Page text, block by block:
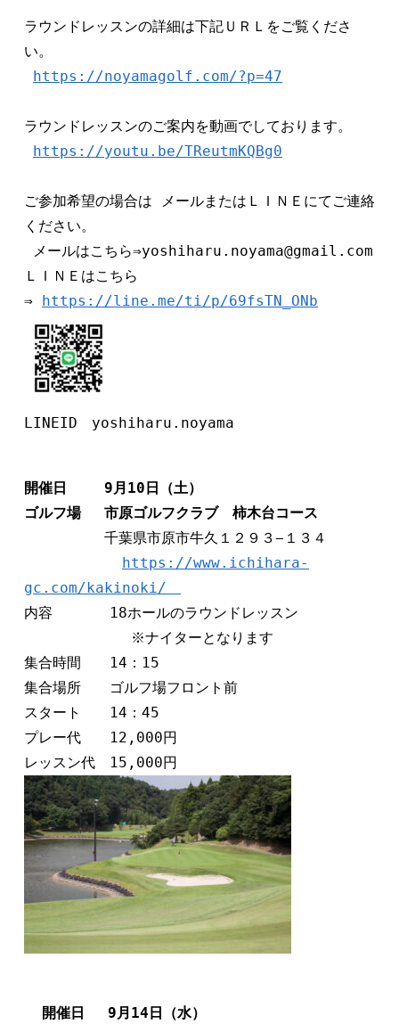
ラウンドレッスンの詳細は下記ＵＲＬをご覧くださ
い。
https://noyamagolf.com/?p=47
ラウンドレッスンのご案内を動画でしております。
https://youtu.be/TReutmKQBg0
ご参加希望の場合は メールまたはＬＩＮＥにてご連絡
ください。
ＬＩＮＥはこちら
⇒ https://line.me/ti/p/69fsTN_ONb
LINEID　yoshiharu.noyama
開催日　　 9月10日（土）
ゴルフ場　 市原ゴルフクラブ　柿木台コース
千葉県市原市牛久１２９３−１３４
https://www.ichihara-
gc.com/kakinoki/
内容　　　　18ホールのラウンドレッスン
集合時間　　14：15
集合場所　　ゴルフ場フロント前
スタート　　14：45
プレー代　　12,000円
開催日　 9月14日（水）